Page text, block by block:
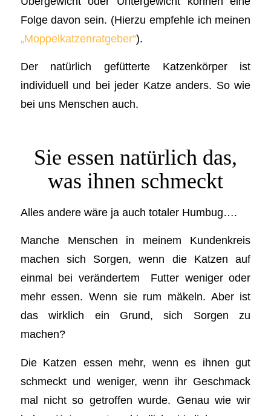
Folge davon sein. (Hierzu empfehle ich meinen
„Moppelkatzenratgeber“).
Der natürlich gefütterte Katzenkörper ist
individuell und bei jeder Katze anders. So wie
bei uns Menschen auch.
Sie essen natürlich das,
was ihnen schmeckt
Alles andere wäre ja auch totaler Humbug….
Manche Menschen in meinem Kundenkreis
machen sich Sorgen, wenn die Katzen auf
einmal bei verändertem Futter weniger oder
mehr essen. Wenn sie rum mäkeln. Aber ist
das wirklich ein Grund, sich Sorgen zu
machen?
Die Katzen essen mehr, wenn es ihnen gut
schmeckt und weniger, wenn ihr Geschmack
mal nicht so getroffen wurde. Genau wie wir